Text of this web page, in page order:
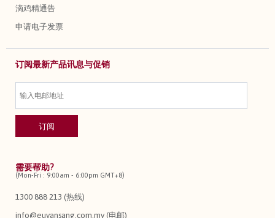
滴鸡精通告
申请电子发票
订阅最新产品讯息与促销
需要帮助?
(Mon-Fri : 9:00am - 6:00pm GMT+8)
1300 888 213 (热线)
info@euyansang.com.my (电邮)